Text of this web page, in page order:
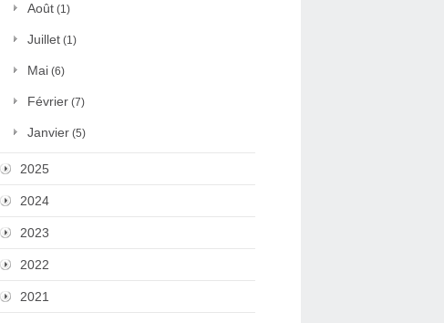
Août (1)
Juillet (1)
Mai (6)
Février (7)
Janvier (5)
2025
2024
2023
2022
2021